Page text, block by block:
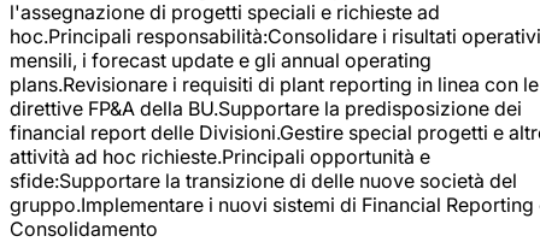
l'assegnazione di progetti speciali e richieste ad
hoc.Principali responsabilità:Consolidare i risultati operativi
mensili, i forecast update e gli annual operating
plans.Revisionare i requisiti di plant reporting in linea con le
direttive FP&A della BU.Supportare la predisposizione dei
financial report delle Divisioni.Gestire special progetti e
attività ad hoc richieste.Principali opportunità e
sfide:Supportare la transizione di delle nuove società del
gruppo.Implementare i nuovi sistemi di Financial Reporting
Consolidamento